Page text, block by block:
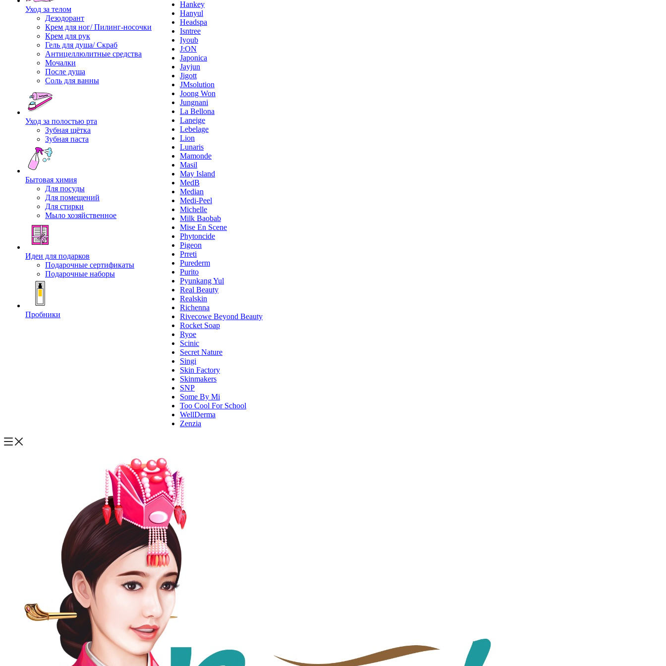
Уход за телом
Дезодорант
Крем для ног/ Пилинг-носочки
Крем для рук
Гель для душа/ Скраб
Антицеллюлитные средства
Мочалки
После душа
Соль для ванны
Уход за полостью рта
Зубная щётка
Зубная паста
Бытовая химия
Для посуды
Для помещений
Для стирки
Мыло хозяйственное
Идеи для подарков
Подарочные сертификаты
Подарочные наборы
Пробники
Hankey
Hanyul
Headspa
Isntree
Iyoub
J:ON
Japonica
Jayjun
Jigott
JMsolution
Joong Won
Jungnani
La Bellona
Laneige
Lebelage
Lion
Lunaris
Mamonde
Masil
May Island
MedB
Median
Medi-Peel
Michelle
Milk Baobab
Mise En Scene
Phytoncide
Pigeon
Prreti
Purederm
Purito
Pyunkang Yul
Real Beauty
Realskin
Richenna
Rivecowe Beyond Beauty
Rocket Soap
Ryoe
Scinic
Secret Nature
Singi
Skin Factory
Skinmakers
SNP
Some By Mi
Too Cool For School
WellDerma
Zenzia